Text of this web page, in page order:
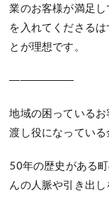
業のお客様が満足
を入れてくださる
とが理想です。
――――――
地域の困っている
渡し役になっている
50年の歴史がある
んの人脈や引き出